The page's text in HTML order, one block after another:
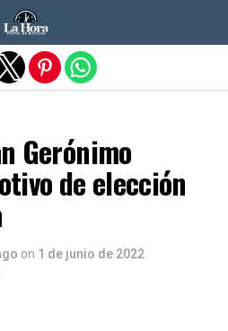
Gerónimo
de elección
on 1 de junio de 2022
la versión móvil